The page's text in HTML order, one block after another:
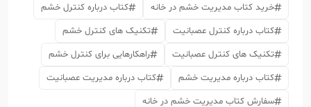
خرید کتاب مدیریت خشم در خانه
کتاب درباره کنترل خشم
کتاب درباره کنترل عصبانیت
تکنیک های کنترل خشم
تکنیک های کنترل عصبانیت
راهکارهایی برای کنترل خشم
کتاب درباره مدیریت خشم
کتاب درباره مدیریت عصبانیت
سفارش کتاب مدیریت خشم در خانه